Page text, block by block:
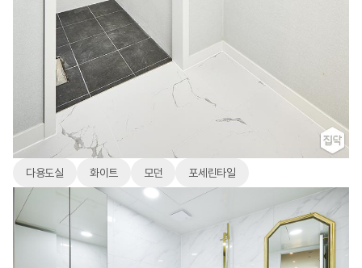
다용도실 화이트 모던 포세린타일